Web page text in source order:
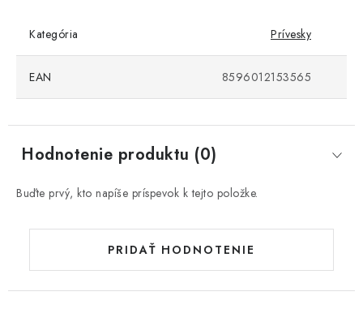
Kategória Prívesky
EAN 8596012153565
Hodnotenie produktu (0)
Buďte prvý, kto napíše príspevok k tejto položke.
PRIDAŤ HODNOTENIE